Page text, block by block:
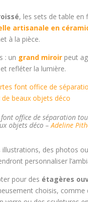
, les sets de table en
artisanale en
à la pièce.
: un grand miroir peut
refléter la lumière.
font office de séparation
objets déco –Adeline
illustrations, des photos
personnaliser
pour des étagères
choisis, comme